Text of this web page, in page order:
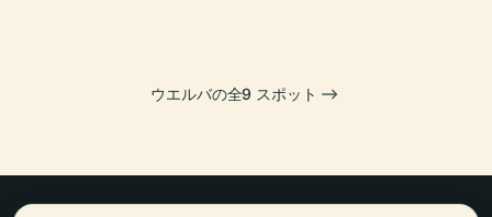
ウエルバの全9 スポット